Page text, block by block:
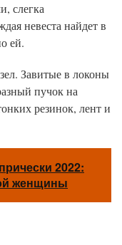
слегка
невеста найдет в
ей.
Завитые в локоны
пучок на
резинок, лент и
2022:
женщины